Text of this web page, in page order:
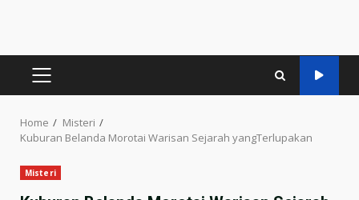
PRIMARY
Home
Misteri
Kuburan Belanda Morotai Warisan Sejarah yangTerlupakan
Misteri